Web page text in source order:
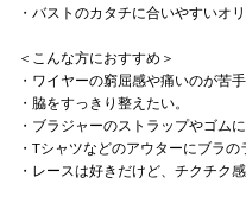
・バストのカタチに合いやすいオ
＜こんな方におすすめ＞
・ワイヤーの窮屈感や痛いのが苦手
・脇をすっきり整えたい。
・ブラジャーのストラップやゴム
・Tシャツなどのアウターにブラ
・レースは好きだけど、チクチク